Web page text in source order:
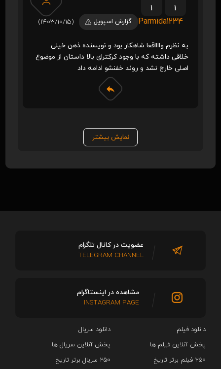
1
1
Parmida1234
گزارش اسپویل (1403/10/15)
به نظرم وااااقعا شاهکار بود و نویسنده ذهن خیلی
خلاقی داشته که با وجود کرکترای بالا داستان از موضوع
اصلی خارج نشد و روند خفنشو ادامه داد
نمایش بیشتر
دانلود فیلم
دانلود سریال‌
پخش آنلاین فیلم ها
پخش آنلاین سریال ها
۲۵۰ فیلم برتر تاریخ
۲۵۰ سریال برتر تاریخ
عضویت در کانال تلگرام
TELEGRAM CHANNEL
مشاهده در اینستاگرام
INSTAGRAM PAGE